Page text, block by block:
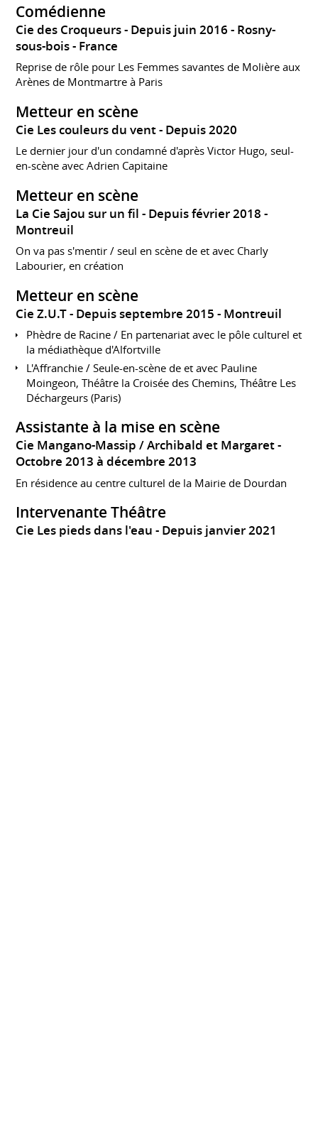
Comédienne
Cie des Croqueurs Depuis juin 2016 Rosny-
sous-bois
France
Reprise de rôle pour Les Femmes savantes de Molière aux
Arènes de Montmartre à Paris
Metteur en scène
Cie Les couleurs du vent Depuis 2020
Le dernier jour d'un condamné d'après Victor Hugo, seul-
en-scène avec Adrien Capitaine
Metteur en scène
La Cie Sajou sur un fil
Depuis février 2018
Montreuil
On va pas s'mentir / seul en scène de et avec Charly
Labourier, en création
Metteur en scène
Cie Z.U.T Depuis septembre 2015 Montreuil
Phèdre de Racine / En partenariat avec le pôle culturel et
la médiathèque d'Alfortville
L'Affranchie / Seule-en-scène de et avec Pauline
Moingeon, Théâtre la Croisée des Chemins, Théâtre Les
Déchargeurs (Paris)
Assistante à la mise en scène
Cie Mangano-Massip / Archibald et Margaret
Octobre 2013 à décembre 2013
En résidence au centre culturel de la Mairie de Dourdan
Intervenante Théâtre
Cie Les pieds dans l'eau Depuis janvier 2021